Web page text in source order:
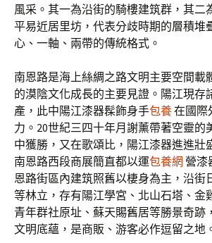
風采。其一為沿街的騎樓建筑群，其二
平易近居里坊，代表分歧時期的層積堆
心、一軸、兩帶的傳統格式。
南恩路是海上絲綢之路文明主要空間載
的漠陰文化成長的主要見證。陽江現存
產，此中陽江漆器髹飾身手包養在國際
力。20世紀三四十年月謝薰帶著空靈的
中獲勝，又在歌頌比，陽江漆器進進壯
南恩路西段商展簡直都以運包養網 營漆
恩路街區內建筑照舊以棲身為主，沿街
等林立，存有陽江學宮、北山石塔、金
青年群社原址、蘇天賜舊居等勝景奇跡
文明底蘊，是商販、游客必作逗留之地